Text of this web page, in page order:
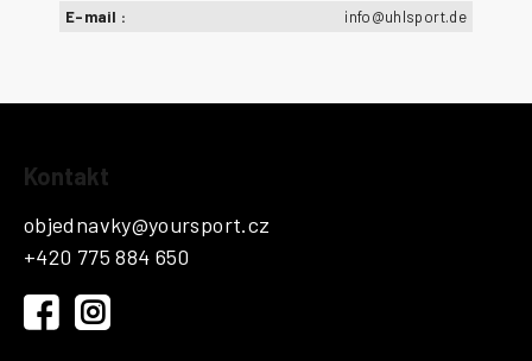
E-mail : info@uhlsport.de
Kontakt
objednavky@yoursport.cz
+420 775 884 650